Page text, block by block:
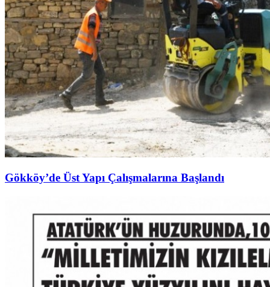
Gökköy’de Üst Yapı Çalışmalarına Başlandı